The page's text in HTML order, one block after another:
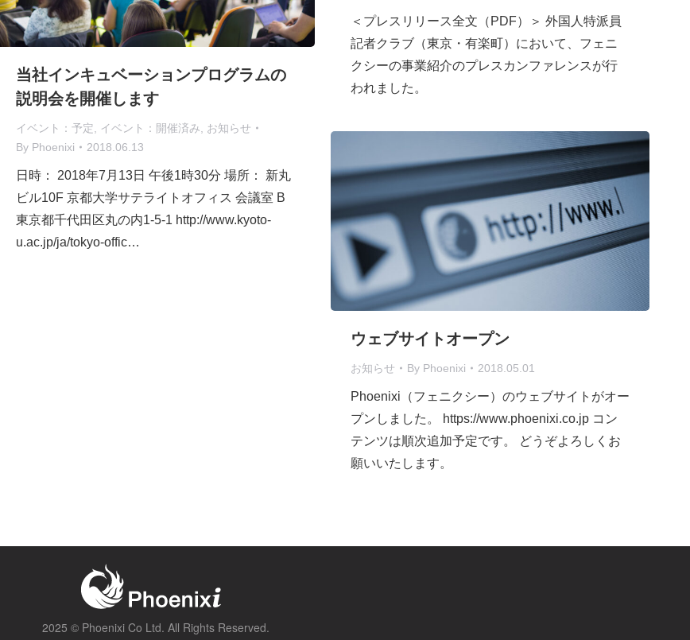
＜プレスリリース全文（PDF）＞ 外国人特派員
記者クラブ（東京・有楽町）において、フェニ
クシーの事業紹介のプレスカンファレンスが行
われました。
当社インキュベーションプログラムの
説明会を開催します
イベント：予定 イベント：開催済み
お知らせ
By Phoenixi 2018.06.13
日時： 2018年7月13日 午後1時30分 場所： 新丸
ビル10F 京都大学サテライトオフィス 会議室 B
東京都千代田区丸の内1-5-1 http://www.kyoto-
u.ac.jp/ja/tokyo-offic…
ウェブサイトオープン
お知らせ By Phoenixi 2018.05.01
Phoenixi（フェニクシー）のウェブサイトがオー
プンしました。 https://www.phoenixi.co.jp コン
テンツは順次追加予定です。 どうぞよろしくお
願いいたします。
2025 © Phoenixi Co Ltd. All Rights Reserved.